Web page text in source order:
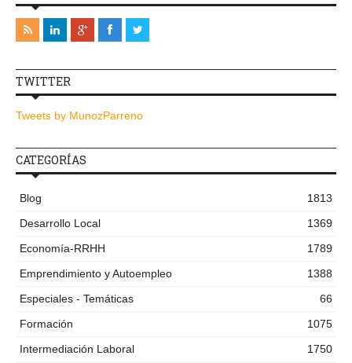
TWITTER
Tweets by MunozParreno
CATEGORÍAS
Blog
1813
Desarrollo Local
1369
Economía-RRHH
1789
Emprendimiento y Autoempleo
1388
Especiales - Temáticas
66
Formación
1075
Intermediación Laboral
1750